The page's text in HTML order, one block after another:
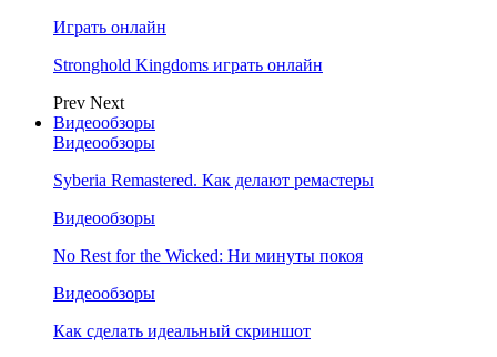
Играть онлайн
Stronghold Kingdoms играть онлайн
Prev Next
Видеообзоры
Видеообзоры
Syberia Remastered. Как делают ремастеры
Видеообзоры
No Rest for the Wicked: Ни минуты покоя
Видеообзоры
Как сделать идеальный скриншот